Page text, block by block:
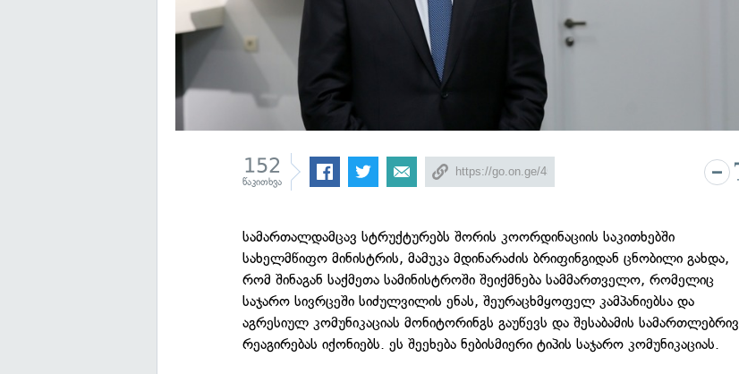
152
წაკითხვა
სამართალდამცავ სტრუქტურებს შორის კოორდინაციის საკითხებში
სახელმწიფო მინისტრის, მამუკა მდინარაძის ბრიფინგიდან ცნობილი გახდა,
რომ შინაგან საქმეთა სამინისტროში შეიქმნება სამმართველო, რომელიც
საჯარო სივრცეში სიძულვილის ენას, შეურაცხმყოფელ კამპანიებსა და
აგრესიულ კომუნიკაციას მონიტორინგს გაუწევს და შესაბამის სამართლებრივ
რეაგირებას იქონიებს. ეს შეეხება ნებისმიერი ტიპის საჯარო კომუნიკაციას.